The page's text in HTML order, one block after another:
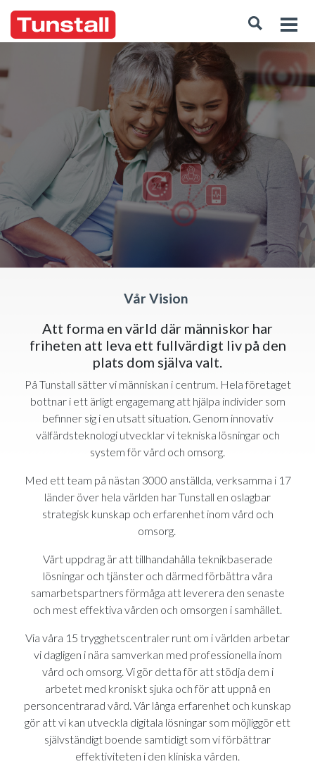
Vår Vision
Att forma en värld där människor har
friheten att leva ett fullvärdigt liv på den
plats dom själva valt.
På Tunstall sätter vi människan i centrum. Hela företaget
bottnar i ett ärligt engagemang att hjälpa individer som
befinner sig i en utsatt situation. Genom innovativ
välfärdsteknologi utvecklar vi tekniska lösningar och
system för vård och omsorg.
Med ett team på nästan 3000 anställda, verksamma i 17
länder över hela världen har Tunstall en oslagbar
strategisk kunskap och erfarenhet inom vård och
omsorg.
Vårt uppdrag är att tillhandahålla teknikbaserade
lösningar och tjänster och därmed förbättra våra
samarbetspartners förmåga att leverera den senaste
och mest effektiva vården och omsorgen i samhället.
Via våra 15 trygghetscentraler runt om i världen arbetar
vi dagligen i nära samverkan med professionella inom
vård och omsorg. Vi gör detta för att stödja dem i
arbetet med kroniskt sjuka och för att uppnå en
personcentrarad vård. Vår långa erfarenhet och kunskap
gör att vi kan utveckla digitala lösningar som möjliggör ett
självständigt boende samtidigt som vi förbättrar
effektiviteten i den kliniska vården.